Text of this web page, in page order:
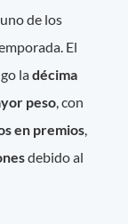
de los
El
ladécima
peso, con
en premios,
debido al